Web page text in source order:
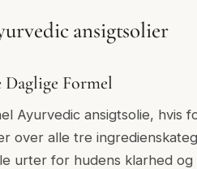
ansigtsolier
Formel
Ayurvedic ansigtsolie, hvis
over alle tre
urter for hudens klarhed